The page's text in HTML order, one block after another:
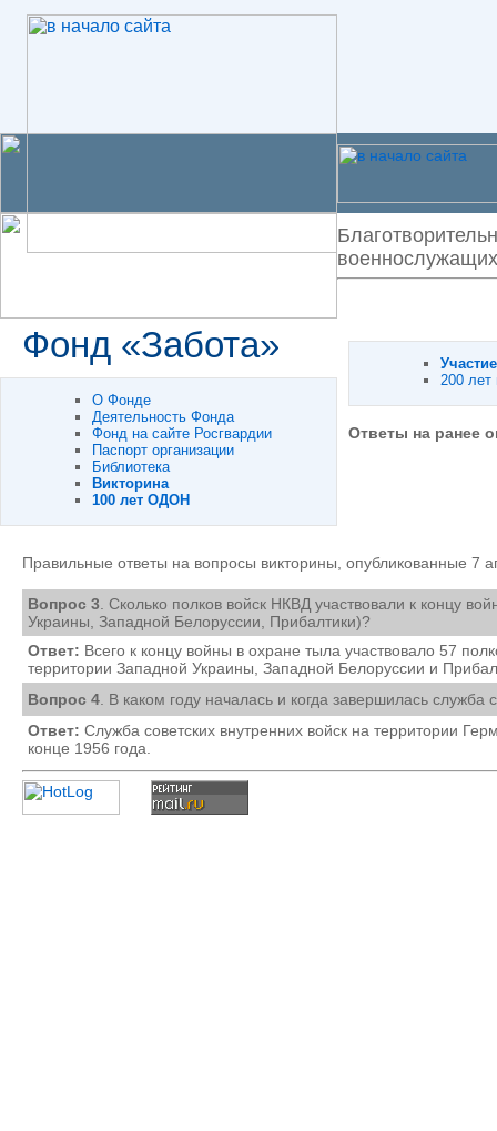
Фонд «Забота»
О Фонде
Деятельность Фонда
Фонд на сайте Росгвардии
Паспорт организации
Библиотека
Викторина
100 лет ОДОН
200
Ответы на ранее
Правильные ответы на вопросы викторины, опубликованные 7
Вопрос 3 . Сколько полков войск НКВД участвовали к концу
Украины, Западной Белоруссии, Прибалтики)?
Ответ: Всего к концу войны в охране тыла участвовало 57
территории Западной Украины, Западной Белоруссии и
Вопрос 4 . В каком году началась и когда завершилась
Ответ: Служба советских внутренних войск на территории
конце 1956 года.